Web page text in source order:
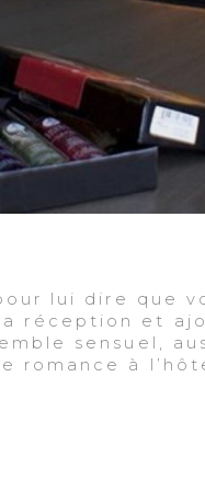
lui dire que
réception et
sensuel,
romance à